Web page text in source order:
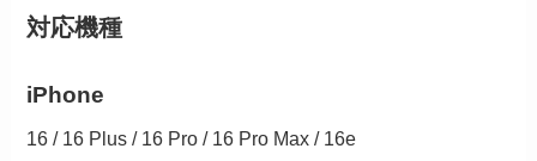
対応機種
iPhone
16 / 16 Plus / 16 Pro / 16 Pro Max / 16e